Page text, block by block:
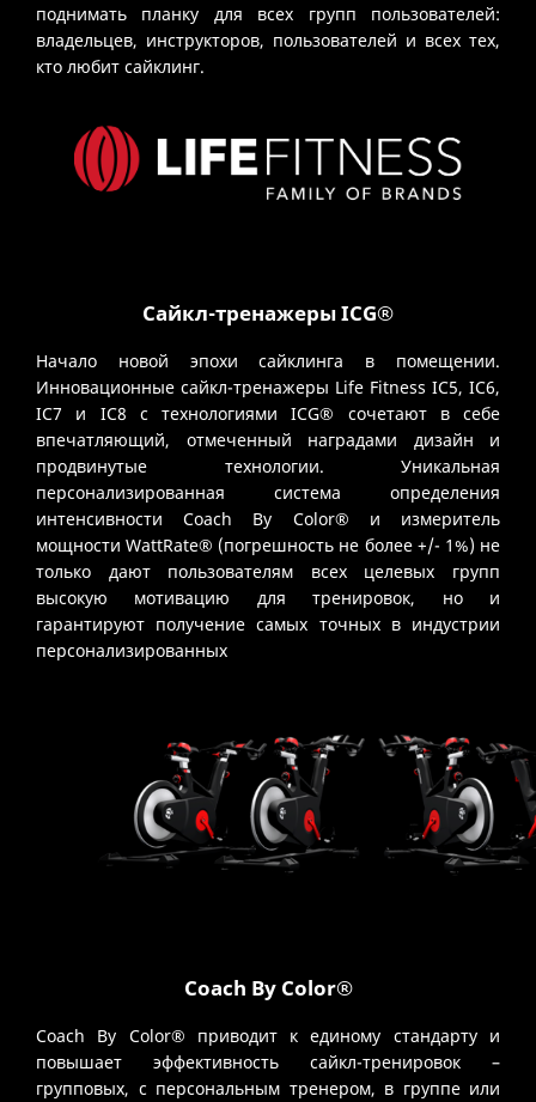
поднимать планку для всех групп пользователей:
владельцев, инструкторов, пользователей и всех тех,
кто любит сайклинг.
Сайкл-тренажеры ICG®
Начало новой эпохи сайклинга в помещении.
Инновационные сайкл-тренажеры Life Fitness IC5, IC6,
IC7 и IC8 с технологиями ICG® сочетают в себе
впечатляющий, отмеченный наградами дизайн и
продвинутые технологии. Уникальная
персонализированная система определения
интенсивности Coach By Color® и измеритель
мощности WattRate® (погрешность не более +/- 1%) не
только дают пользователям всех целевых групп
высокую мотивацию для тренировок, но и
гарантируют получение самых точных в индустрии
персонализированных
Coach By Color®
Coach By Color® приводит к единому стандарту и
повышает эффективность сайкл-тренировок –
групповых, с персональным тренером, в группе или